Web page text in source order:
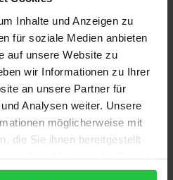
Inhalte und Anzeigen zu
für soziale Medien anbieten
auf unsere Website zu
wir Informationen zu Ihrer
an unsere Partner für
Analysen weiter. Unsere
möglicherweise mit
die Sie ihnen bereitgestellt